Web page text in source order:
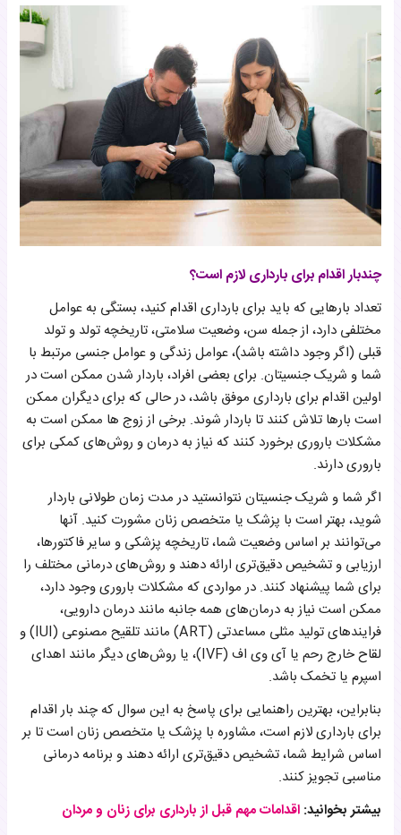
چندبار اقدام برای بارداری لازم است؟
تعداد بارهایی که باید برای بارداری اقدام کنید، بستگی به عوامل
مختلفی دارد، از جمله سن، وضعیت سلامتی، تاریخچه تولد و تولد
قبلی (اگر وجود داشته باشد)، عوامل زندگی و عوامل جنسی مرتبط با
شما و شریک جنسیتان. برای بعضی افراد، باردار شدن ممکن است در
اولین اقدام برای بارداری موفق باشد، در حالی که برای دیگران ممکن
است بارها تلاش کنند تا باردار شوند. برخی از زوج ها ممکن است به
مشکلات باروری برخورد کنند که نیاز به درمان و روش‌های کمکی برای
باروری دارند.
اگر شما و شریک جنسیتان نتوانستید در مدت زمان طولانی باردار
شوید، بهتر است با پزشک یا متخصص زنان مشورت کنید. آنها
می‌توانند بر اساس وضعیت شما، تاریخچه پزشکی و سایر فاکتورها،
ارزیابی و تشخیص دقیق‌تری ارائه دهند و روش‌های درمانی مختلف را
برای شما پیشنهاد کنند. در مواردی که مشکلات باروری وجود دارد،
ممکن است نیاز به درمان‌های همه جانبه مانند درمان دارویی،
فرایندهای تولید مثلی مساعدتی (ART) مانند تلقیح مصنوعی (IUI) و
لقاح خارج رحم یا آی وی اف (IVF)، یا روش‌های دیگر مانند اهدای
اسپرم یا تخمک باشد.
بنابراین، بهترین راهنمایی برای پاسخ به این سوال که چند بار اقدام
برای بارداری لازم است، مشاوره با پزشک یا متخصص زنان است تا بر
اساس شرایط شما، تشخیص دقیق‌تری ارائه دهند و برنامه درمانی
مناسبی تجویز کنند.
بیشتر بخوانید: اقدامات مهم قبل از بارداری برای زنان و مردان